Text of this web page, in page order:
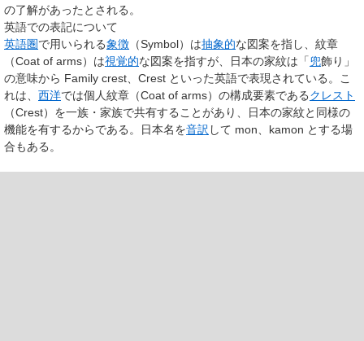
の了解があったとされる。
英語での表記について
英語圏で用いられる象徴 （Symbol）は抽象的な図案を指し、紋章
（Coat of arms）は視覚的な図案を指すが、日本の家紋は「兜飾り」
の意味から Family crest Crest といった英語で表現されている。こ
れは、 西洋では個人紋章（Coat of arms）の構成要素であるクレスト
（Crest）を一族・家族で共有することがあり、日本の家紋と同様の
機能を有するからである。日本名を音訳 して mon kamon とする場
合もある。